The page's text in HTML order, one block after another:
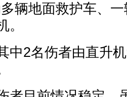
辆地面救护车、
。
中2名伤者由直升